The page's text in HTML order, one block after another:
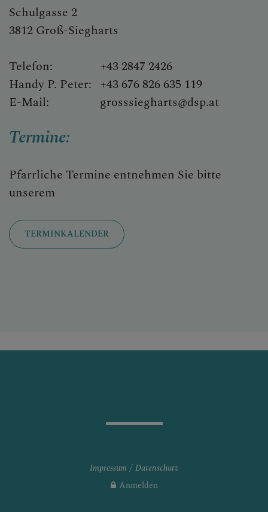
Schulgasse 2
3812 Groß-Siegharts
Telefon: +43 2847 2426
Handy P. Peter: +43 676 826 635 119
E-Mail: grosssiegharts@dsp.at
Termine:
Pfarrliche Termine entnehmen Sie bitte
unserem
TERMINKALENDER
Impressum
Datenschutz
Anmelden